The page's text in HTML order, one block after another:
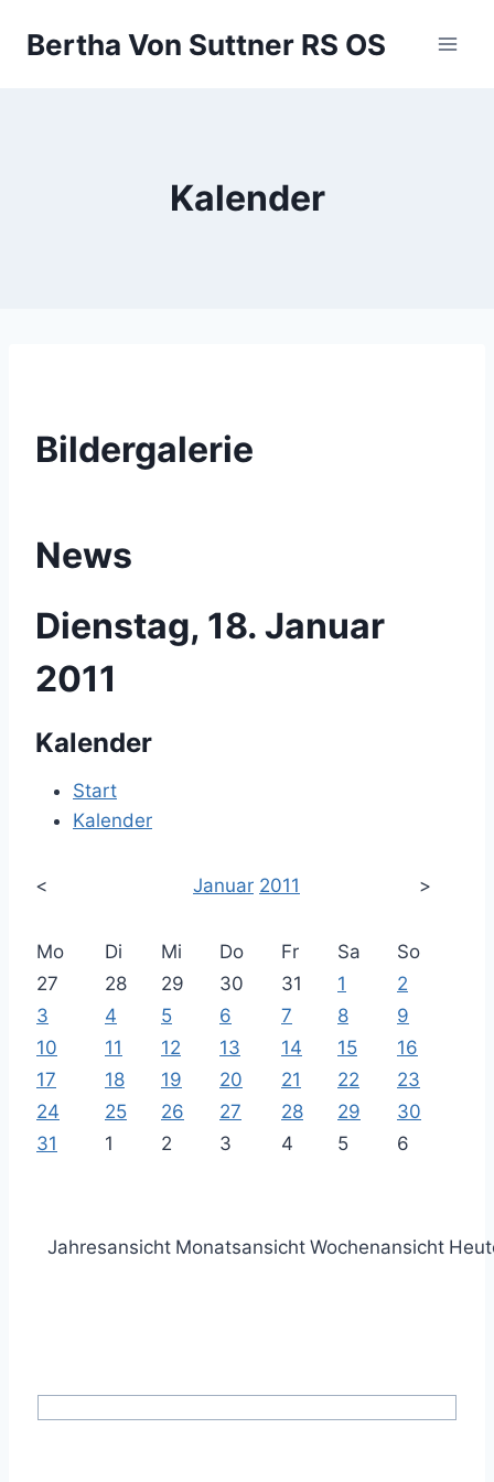
InhaltBertha Von Suttner RS OS
Kalender
Bildergalerie
News
Dienstag, 18. Januar
2011
Kalender
Start
Kalender
< Januar 2011 >
Mo Di Mi Do Fr Sa
So
27
28 29 30 31 1
2
3
4 5 6 7 8
9
10
11 12 13 14 15
16
17
18 19 20 21 22
23
24
25 26 27 28 29
30
31
1 2 3 4 5 6
Jahresansicht Monatsansicht Wochenansicht